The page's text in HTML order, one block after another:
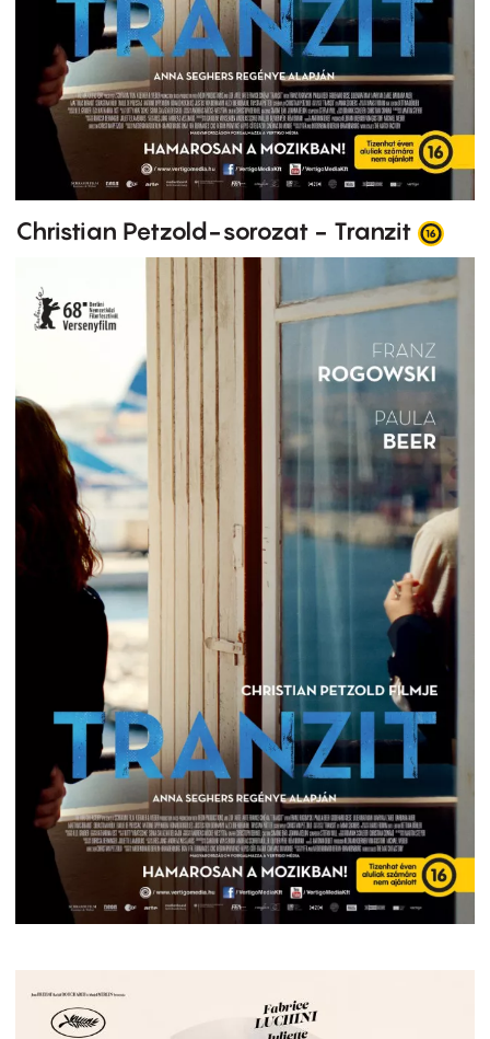
Christian Petzold-sorozat - Tranzit